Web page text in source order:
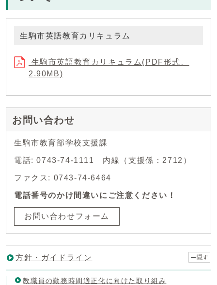
生駒市英語教育カリキュラム
生駒市英語教育カリキュラム(PDF形式、
2.90MB)
お問い合わせ
生駒市教育部学校支援課
電話: 0743-74-1111 内線（支援係：2712）
ファクス: 0743-74-6464
電話番号のかけ間違いにご注意ください！
お問い合わせフォーム
方針・ガイドライン 隠す
教職員の勤務時間適正化に向けた取り組み